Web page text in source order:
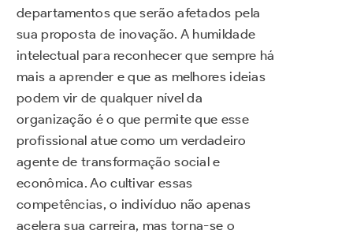
departamentos que serão afetados pela
sua proposta de inovação. A humildade
intelectual para reconhecer que sempre há
mais a aprender e que as melhores ideias
podem vir de qualquer nível da
organização é o que permite que esse
profissional atue como um verdadeiro
agente de transformação social e
econômica. Ao cultivar essas
competências, o indivíduo não apenas
acelera sua carreira, mas torna-se o